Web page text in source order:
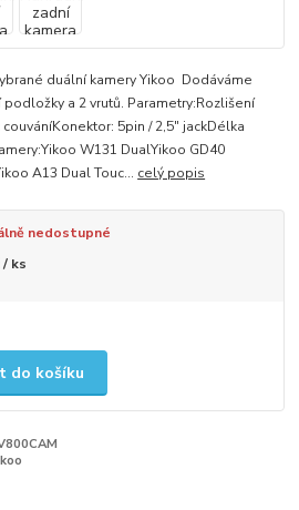
duální kamery Yikoo Dodáváme
a 2 vrutů. Parametry:Rozlišení
5pin / 2,5" jackDélka
W131 DualYikoo GD40
A13 Dual Touc... celý popis
nedostupné
/ ks
do košíku